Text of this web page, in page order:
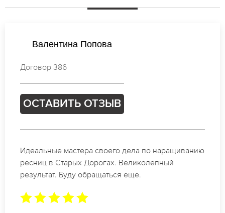
Наталья Кузнецова
Договор 526
ОСТАВИТЬ ОТЗЫВ
Спасибо огромное. Заказывала наращивание
ресниц в Старых Дорогах для мероприятия. За 2
часа все было готово.